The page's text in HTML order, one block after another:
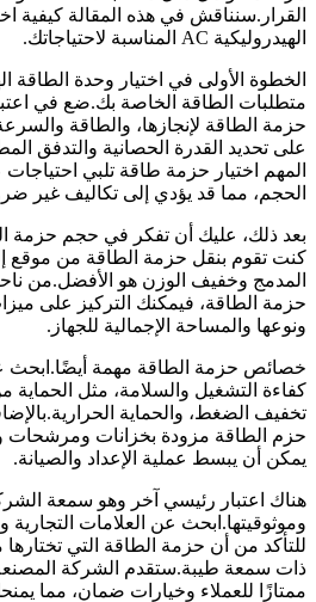
القرار.سنناقش في هذه المقالة كيفية
الهيدروليكية AC المناسبة لاحتياجاتك.
متطلبات الطاقة الخاصة بك.ضع في
حزمة الطاقة لإنجازها، والطاقة
على تحديد القدرة الحصانية والتدفق
المهم اختيار حزمة طاقة تلبي
الحجم، مما قد يؤدي إلى تكاليف غير
بعد ذلك، عليك أن تفكر في حجم حزمة
كنت تقوم بنقل حزمة الطاقة من موقع
المدمج وخفيف الوزن هو الأفضل.من
حزمة الطاقة، فيمكنك التركيز على
ونوعها والمساحة الإجمالية للجهاز.
خصائص حزمة الطاقة مهمة أيضًا.ابحث
كفاءة التشغيل والسلامة، مثل الحماية
تخفيف الضغط، والحماية
حزم الطاقة مزودة بخزانات ومرشحات
يمكن أن يبسط عملية الإعداد والصيانة.
هناك اعتبار رئيسي آخر وهو سمعة
وموثوقيتها.ابحث عن العلامات التجارية
للتأكد من أن حزمة الطاقة التي
ذات سمعة طيبة.ستقدم الشركة المصنعة
ممتازًا للعملاء وخيارات ضمان، مما